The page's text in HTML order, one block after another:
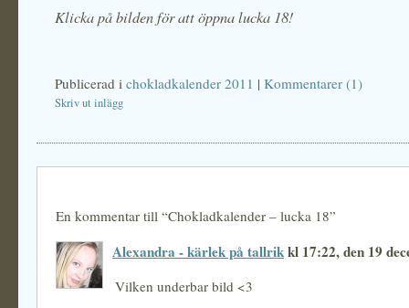
Klicka på bilden för att öppna lucka 18!
Publicerad i chokladkalender 2011 | Kommentarer (1)
Skriv ut inlägg
En kommentar till “Chokladkalender – lucka 18”
Alexandra - kärlek på tallrikkl 17:22, den 19
Vilken underbar bild <3